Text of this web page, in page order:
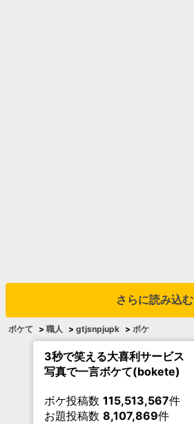
さらに読み込む
ボケて > 職人 > gtjsnpjupk > ボケ
3秒で笑える大喜利サービス
写真で一言ボケて(bokete)
ボケ投稿数 115,513,567件
お題投稿数 8,107,869件